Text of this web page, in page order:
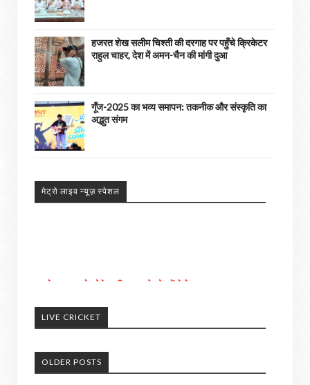
हजरत शेख सलीम चिश्ती की दरगाह पर पहुँचे क्रिकेटर
राहुल चाहर, देश में अमन-चैन की मांगी दुआ
गूँज-2025 का भव्य समापन: तकनीक और संस्कृति का
अद्भुत संगम
मेट्रो लाइव न्यूज़ स्पेशल
LIVE CRICKET
OLDER POSTS